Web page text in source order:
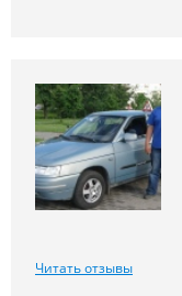
Читать отзывы